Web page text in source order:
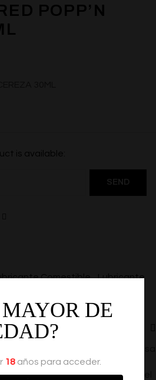
POPP’N
is available:
Comestible, Lubricante
una sandía perfectamente
disfrutarla lentamente. ¡Revive el
MAYOR DE
18años para acceder.